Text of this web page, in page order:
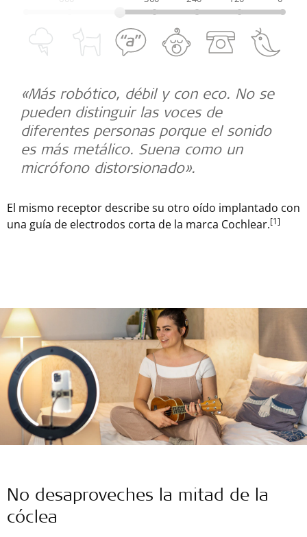
«Más robótico, débil y con eco. No se
pueden distinguir las voces de
diferentes personas porque el sonido
es más metálico. Suena como un
micrófono distorsionado».
El mismo receptor describe su otro oído implantado con
una guía de electrodos corta de la marca Cochlear.[1]
No desaproveches la mitad de la
cóclea